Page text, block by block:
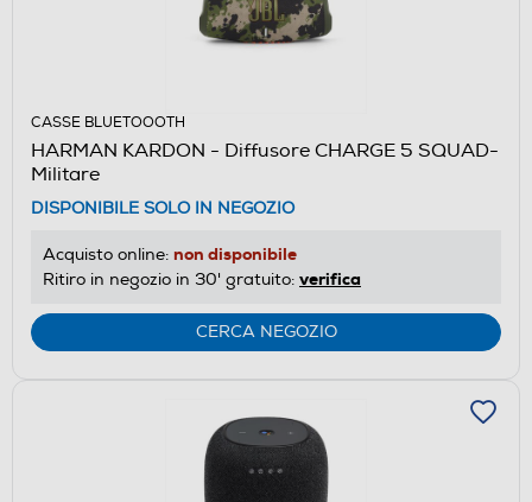
CASSE BLUETOOOTH
HARMAN KARDON - Diffusore CHARGE 5 SQUAD-
Militare
DISPONIBILE SOLO IN NEGOZIO
Acquisto online: non disponibile
Ritiro in negozio in 30' gratuito: verifica
CERCA NEGOZIO